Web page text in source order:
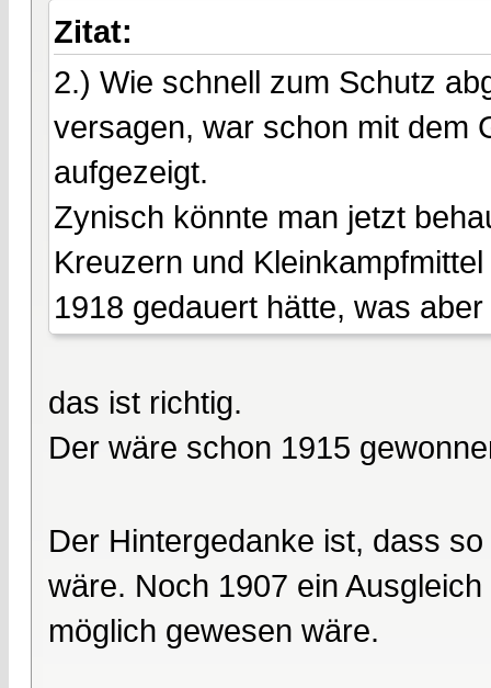
Zitat:
2.) Wie schnell zum Schutz
versagen, war schon mit dem
aufgezeigt.
Zynisch könnte man jetzt
Kreuzern und
1918 gedauert hätte, was
das ist richtig.
Der wäre schon 1915
Der Hintergedanke ist, dass
wäre. Noch 1907 ein
möglich gewesen wäre.